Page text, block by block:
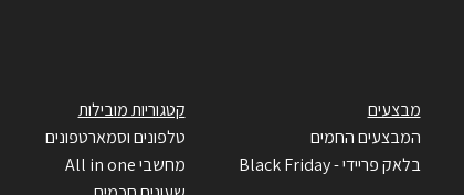
מבצעים
המבצעים החמים
בלאק פריידי - Black Friday
קטגוריות מובילות
טלפונים וסמארטפונים
מחשבי All in one